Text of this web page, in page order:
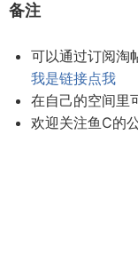
备注
可以通过订阅淘
我是链接点我
在自己的空间里
欢迎关注鱼C的